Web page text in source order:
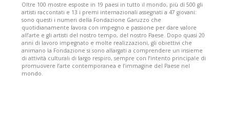
Oltre 100 mostre esposte in 19 paesi in tutto il mondo, più di 500 gli
artisti raccontati e 13 i premi internazionali assegnati a 47 giovani:
sono questi i numeri della Fondazione Garuzzo che
quotidianamente lavora con impegno e passione per dare valore
all’arte e gli artisti del nostro tempo, del nostro Paese. Dopo quasi 20
anni di lavoro impegnato e molte realizzazioni, gli obiettivi che
animano la Fondazione si sono allargati a comprendere un insieme
di attività culturali di largo respiro, sempre con l’intento principale di
promuovere l’arte contemporanea e l’immagine del Paese nel
mondo.